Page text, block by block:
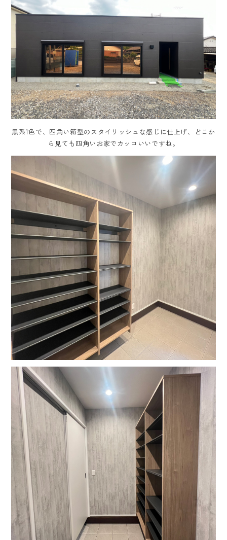
黒系1色で、四角い箱型のスタイリッシュな感じに仕上げ、どこか
ら見ても四角いお家でカッコいいですね。